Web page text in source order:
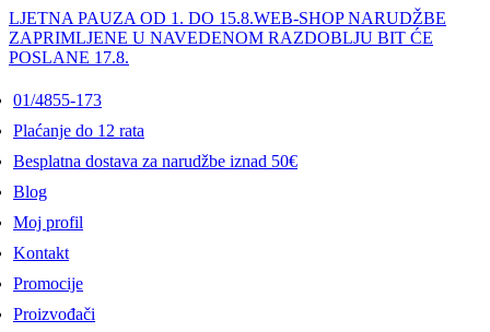
LJETNA PAUZA OD 1. DO 15.8.WEB-SHOP NARUDŽBE
ZAPRIMLJENE U NAVEDENOM RAZDOBLJU BIT ĆE
POSLANE 17.8.
01/4855-173
Plaćanje do 12 rata
Besplatna dostava za narudžbe iznad 50€
Blog
Moj profil
Kontakt
Promocije
Proizvođači